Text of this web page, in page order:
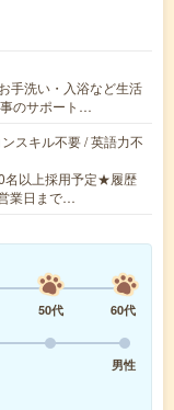
手洗い・入浴など生活
のサポート…
スキル不要 / 英語力不
以上採用予定★履歴
業日まで…
50代
60代
男性